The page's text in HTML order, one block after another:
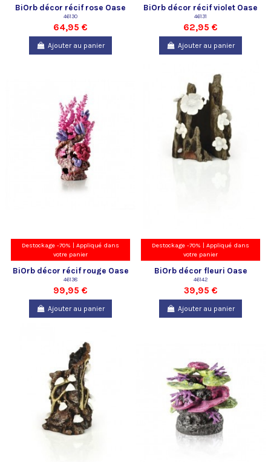
BiOrb décor récif rose Oase
46130
64,95 €
Ajouter au panier
BiOrb décor récif violet Oase
46131
62,95 €
Ajouter au panier
Destockage -70% | Appliqué dans
votre panier
BiOrb décor récif rouge Oase
46138
99,95 €
Ajouter au panier
Destockage -70% | Appliqué dans
votre panier
BiOrb décor fleuri Oase
46142
39,95 €
Ajouter au panier